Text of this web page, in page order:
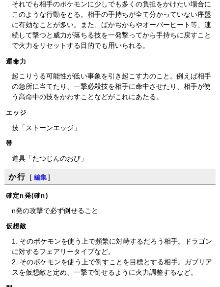
それでも相手のポケモンに少しでも多くの負担をかけたい場合に
このような行動をとる。相手の手持ちが全て分かっていない序盤
に有効なことが多い。また、ばかぢからやオーバーヒート等、連
続して撃つと威力が落ちる技を一発撃ってから手持ちに戻すこと
で火力をリセットする目的でも用いられる。
運命力
起こりうる可能性が低い事象を引き起こす力のこと。例えば相手
の急所に当てたり、一撃必殺技を相手に命中させたり、相手が使
う高命中の技をかわすことなどがこれにあたる。
エッジ
技「ストーンエッジ」
帯
道具「たつじんのおび」
か行 [ 編集 ]
確定n発(確n)
n発の攻撃で必ず倒せること
仮想敵
1. そのポケモンを使う上で頻繁に対峙するだろう相手。ドラゴン
に対するフェアリータイプなど。
2. そのポケモンを使う上で倒すことを目標とする相手。ガブリア
スを仮想敵と定め、一撃で倒せるように火力調整するなど。